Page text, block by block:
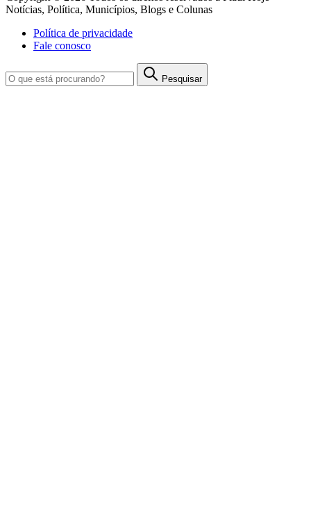
Notícias, Política, Municípios, Blogs e Colunas
Política de privacidade
Fale conosco
Pesquisar